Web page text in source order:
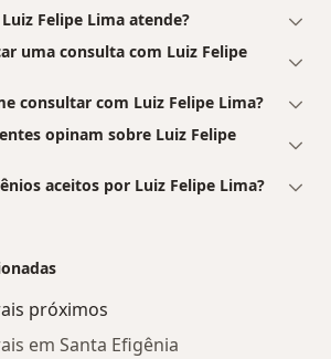
Felipe Lima atende?
uma consulta com Luiz Felipe
consultar com Luiz Felipe Lima?
opinam sobre Luiz Felipe
aceitos por Luiz Felipe Lima?
próximos
em Santa Efigênia